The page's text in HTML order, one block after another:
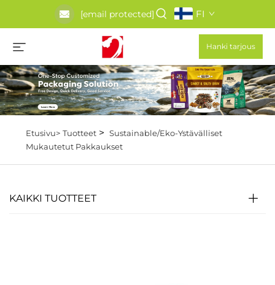
[email protected] FI
Hanki tarjous
Etusivu> Tuotteet> Sustainable/Eko-Ystävälliset
Mukautetut Pakkaukset
KAIKKI TUOTTEET